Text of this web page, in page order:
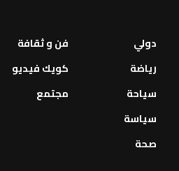
دولي
رياضة
سياحة
سياسة
صحة
فن و ثقافة
كويك فيديو
مجتمع